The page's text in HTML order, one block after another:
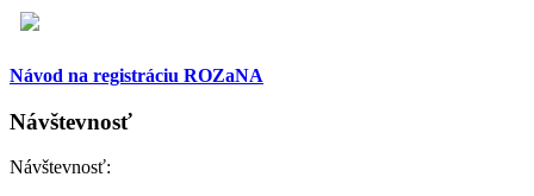
Návod na registráciu ROZaNA
Návštevnosť
Návštevnosť: